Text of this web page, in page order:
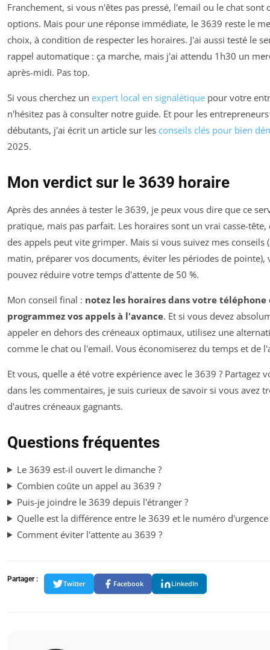
Franchement, si vous n'êtes pas pressé, l'email ou le chat sont
options. Mais pour une réponse immédiate, le 3639 reste le
choix, à condition de respecter les horaires. J'ai aussi testé le
rappel automatique : ça marche, mais j'ai attendu 1h30 un
après-midi. Pas top.
Si vous cherchez un expert local en signalétique pour votre
n'hésitez pas à consulter notre guide. Et pour les entrepreneurs
débutants, j'ai écrit un article sur les conseils clés pour bien
2025.
Mon verdict sur le 3639 horaire
Après des années à tester le 3639, je peux vous dire que ce
pratique, mais pas parfait. Les horaires sont un vrai casse-tête,
des appels peut vite grimper. Mais si vous suivez mes conseils
matin, préparer vos documents, éviter les périodes de pointe),
pouvez réduire votre temps d'attente de 50 %.
Mon conseil final : notez les horaires dans votre téléphone
programmez vos appels à l'avance. Et si vous devez
appeler en dehors des créneaux optimaux, utilisez une
comme le chat ou l'email. Vous économiserez du temps et de
Et vous, quelle a été votre expérience avec le 3639 ? Partagez
dans les commentaires, je suis curieux de savoir si vous avez
d'autres créneaux gagnants.
Questions fréquentes
Le 3639 est-il ouvert le dimanche ?
Combien coûte un appel au 3639 ?
Puis-je joindre le 3639 depuis l'étranger ?
Quelle est la différence entre le 3639 et le numéro d'urgence
Comment éviter l'attente au 3639 ?
Partager :
Twitter Facebook LinkedIn